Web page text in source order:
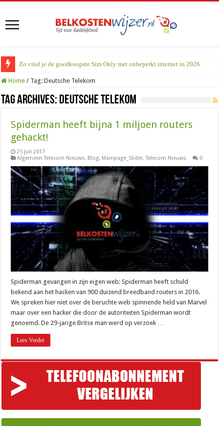
Zo vind je de goedkoopste Sim Only met onbeperkt internet in 2026
Home / Tag:Deutsche Telekom
Tag Archives: Deutsche Telekom
Spiderman heeft bijna 1 miljoen routers
gehackt!
25 juli 2017
Algemeen Telecom Nieuws, Blog, Mainpage_Slider,Telecom Nieuws 0
Spiderman gevangen in zijn eigen web: Spiderman heeft schuld
bekend aan het hacken van 900 duizend breedband routers in 2016.
We spreken hier niet over de beruchte web spinnende held van Marvel
maar over een hacker die door de autoriteiten Spiderman wordt
genoemd. De 29-jarige Britse man werd op verzoek …
Lees Verder